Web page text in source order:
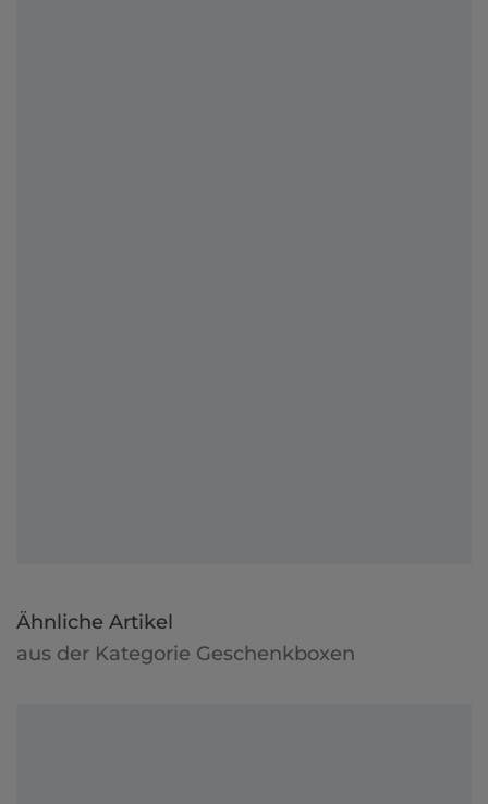
Ähnliche Artikel
aus der Kategorie Geschenkboxen